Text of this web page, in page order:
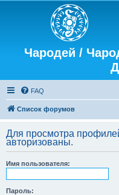
Чародей /
FAQ
Список форумов
Для просмотра
авторизованы.
Имя пользователя:
Пароль: